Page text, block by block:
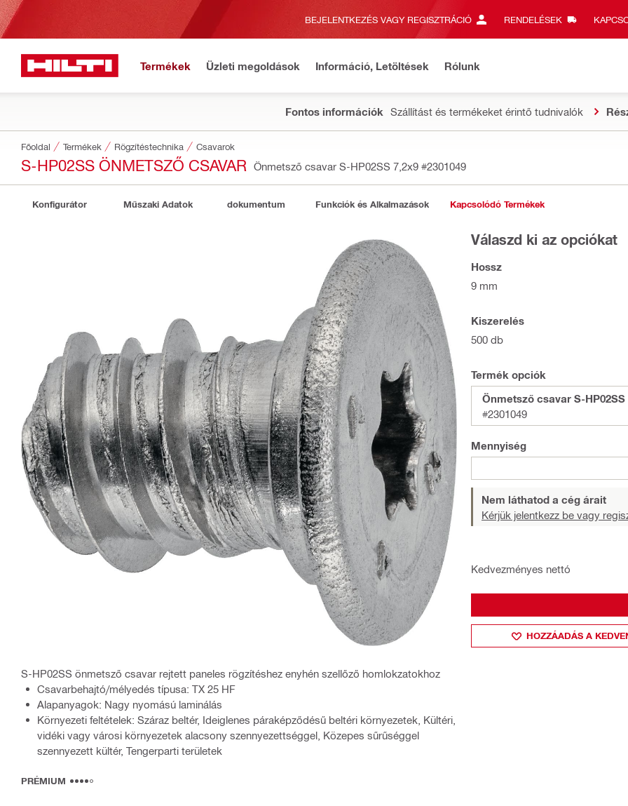
BEJELENTKEZÉS VAGY REGISZTRÁCIÓ RENDELÉSEK
Termékek Üzleti megoldások Információ, Letöltések Rólunk
Fontos információk Szállítást és termékeket érintő tudnivalók
Főoldal Termékek Rögzítéstechnika Csavarok
S-HP02SS ÖNMETSZŐ CSAVAR Önmetsző csavar S-HP02SS 7,2x9 #2301049
Konfigurátor Műszaki Adatok dokumentum Funkciók és Alkalmazások Kapcsolódó Termékek
S-HP02SS önmetsző csavar rejtett paneles rögzítéshez enyhén szellőző homlokzatokhoz
Csavarbehajtó/mélyedés típusa: TX 25 HF
Alapanyagok: Nagy nyomású laminálás
Környezeti feltételek: Száraz beltér, Ideiglenes páraképződésű beltéri környezetek, Kültéri,
vidéki vagy városi környezetek alacsony szennyezettséggel, Közepes sűrűséggel
szennyezett kültér, Tengerparti területek
PRÉMIUM
Válaszd ki az opciókat
Hossz
9 mm
Kiszerelés
500 db
Termék opciók
Önmetsző csavar S-HP02SS
#2301049
Mennyiség
Nem láthatod a cég árait
Kérjük jelentkezz be vagy
Kedvezményes nettó
HOZZÁADÁS A